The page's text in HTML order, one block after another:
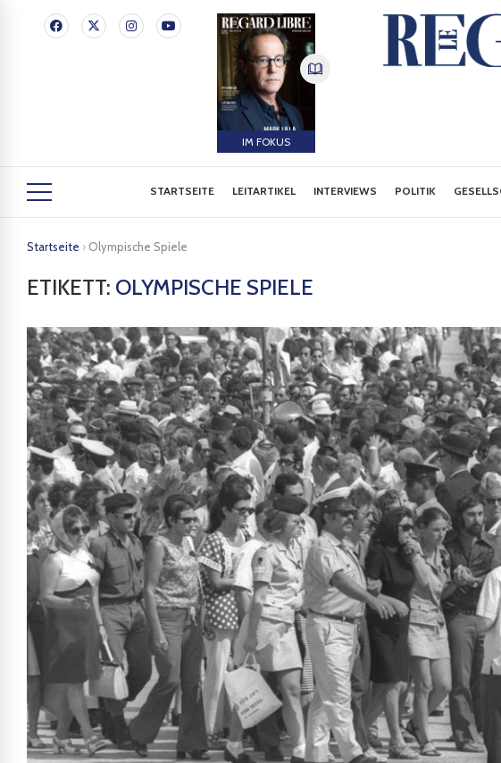
IM FOKUS
STARTSEITE LEITARTIKEL INTERVIEWS POLITIK
Startseite › Olympische Spiele
ETIKETT: OLYMPISCHE SPIELE